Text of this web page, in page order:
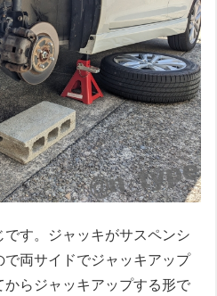
す。ジャッキがサスペンシ
両サイドでジャッキアップ
らジャッキアップする形で